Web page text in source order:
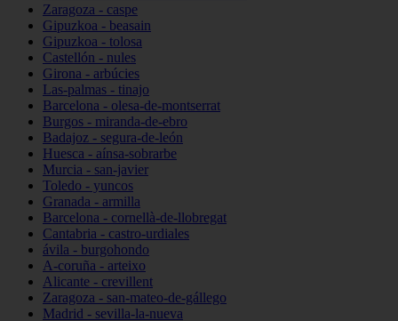
Zaragoza - caspe
Gipuzkoa - beasain
Gipuzkoa - tolosa
Castellón - nules
Girona - arbúcies
Las-palmas - tinajo
Barcelona - olesa-de-montserrat
Burgos - miranda-de-ebro
Badajoz - segura-de-león
Huesca - aínsa-sobrarbe
Murcia - san-javier
Toledo - yuncos
Granada - armilla
Barcelona - cornellà-de-llobregat
Cantabria - castro-urdiales
ávila - burgohondo
A-coruña - arteixo
Alicante - crevillent
Zaragoza - san-mateo-de-gállego
Madrid - sevilla-la-nueva